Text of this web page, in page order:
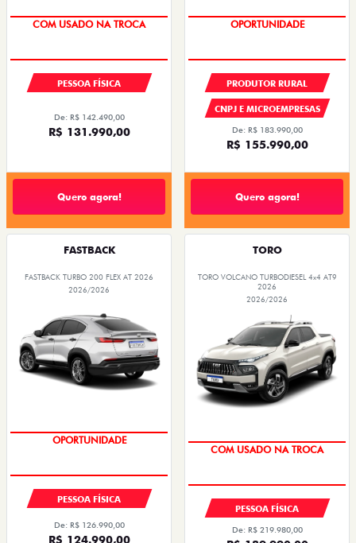
COM USADO NA TROCA
PESSOA FÍSICA
De: R$ 142.490,00
R$ 131.990,00
Quero agora!
OPORTUNIDADE
PRODUTOR RURAL
CNPJ E MICROEMPRESAS
De: R$ 183.990,00
R$ 155.990,00
Quero agora!
FASTBACK
FASTBACK TURBO 200 FLEX AT 2026
2026/2026
PESSOA FÍSICA
De: R$ 126.990,00
R$ 124.990,00
TORO
TORO VOLCANO TURBODIESEL 4x4 AT9
2026
2026/2026
PESSOA FÍSICA
De: R$ 219.980,00